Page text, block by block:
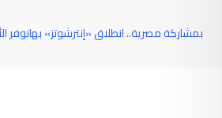
بمشاركة مصرية.. انطلاق «إنترشوتز» بهانوفر